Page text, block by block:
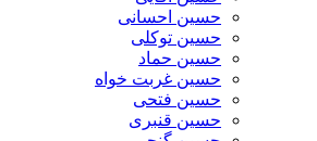
حسین احسانی
حسین توکلی
حسین حماد
حسین غربت خواه
حسین فتحی
حسین قنبری